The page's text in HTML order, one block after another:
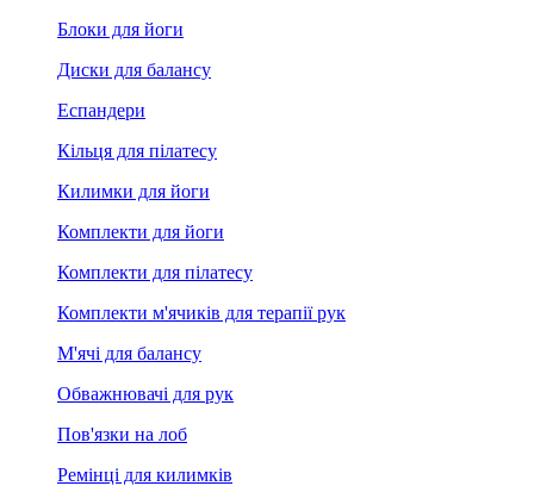
Блоки для йоги
Диски для балансу
Еспандери
Кільця для пілатесу
Килимки для йоги
Комплекти для йоги
Комплекти для пілатесу
Комплекти м'ячиків для терапії рук
М'ячі для балансу
Обважнювачі для рук
Пов'язки на лоб
Ремінці для килимків